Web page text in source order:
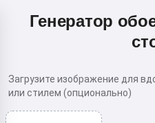
Генератор
Загрузите изображение для
или стилем (опционально)